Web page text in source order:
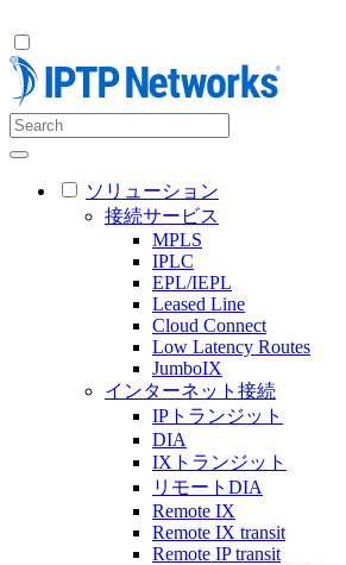
ソリューション
接続サービス
MPLS
IPLC
EPL/IEPL
Leased Line
Cloud Connect
Low Latency Routes
JumboIX
インターネット接続
IPトランジット
DIA
IXトランジット
リモートDIA
Remote IX
Remote IX transit
Remote IP transit